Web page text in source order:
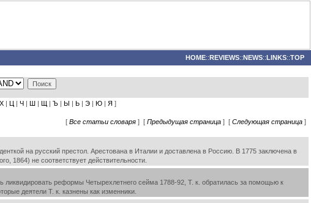
HOME::REVIEWS::NEWS::LINKS::TOP
Х | Ц | Ч | Ш | Щ | Ъ | Ы | Ь | Э | Ю | Я ]
[ Все статьи словаря ] [ Предыдущая страница ] [ Следующая страница ]
на русский престол. Арестована в Италии и доставлена в Россию. В 1775 заключена в
1864) не соответствует действительности.
реформы Четырехлетнего сейма 1788-92, Т. к. обратилась за помощью к
деятели Т. к. казнены как изменники.